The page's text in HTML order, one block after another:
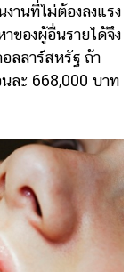
านที่ไม่ต้องลงแรง
ของผู้อื่นรายได้จึง
ลลาร์สหรัฐ ถ้า
ละ 668,000 บาท